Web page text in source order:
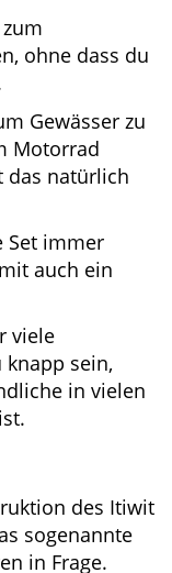
in seinen
dem
ohne dass
Gewässer
Motorrad
natürlich
immer
auch ein
in
ist.